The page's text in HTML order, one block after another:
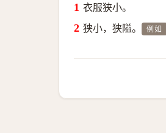
衣服狭小。
狭小，狭隘。 例如